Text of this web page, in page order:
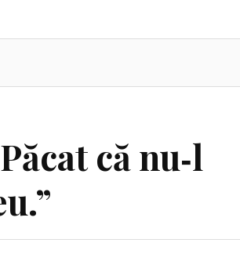
că nu‑l